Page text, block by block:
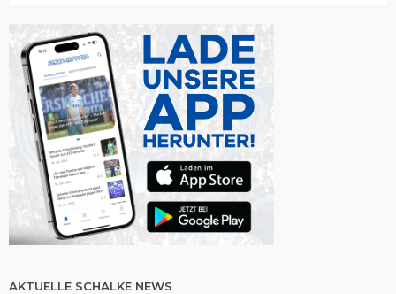
AKTUELLE SCHALKE NEWS